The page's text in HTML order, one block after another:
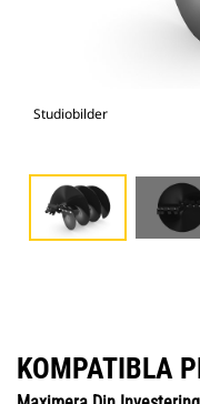
Studiobilder
KOMPATIBLA